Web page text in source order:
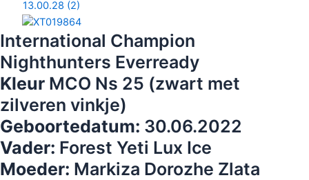
International Champion
Nighthunters Everready
Kleur MCO Ns 25 (zwart met
zilveren vinkje)
Geboortedatum: 30.06.2022
Vader: Forest Yeti Lux Ice
Moeder: Markiza Dorozhe Zlata